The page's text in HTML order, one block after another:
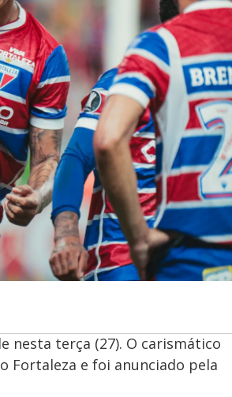
nesta terça (27). O carismático
Fortaleza e foi anunciado pela